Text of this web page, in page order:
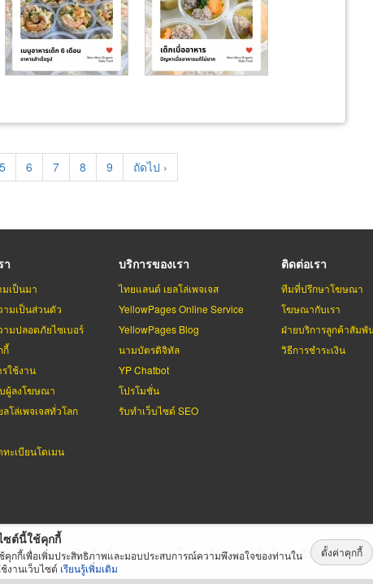
Page
5 Page
6 Page
7 Page
8 Page
9
Next
page
ถัดไป ›
า
เป็นมา
มเป็นส่วนตัว
มปลอดภัยไซเบอร์
กี้
ใช้งาน
ผู้ลงโฆษณา
ลโล่เพจเจสทั่วโลก
ะเบียนโดเมน
บริการของเรา
ไทยแลนด์ เยลโล่เพจเจส
YellowPages Online Service
YellowPages Blog
นามบัตรดิจิทัล
YP Chatbot
โปรโมชั่น
รับทำเว็บไซต์ SEO
ติดต่อเรา
ทีมที่ปรึกษาโฆษณา
โฆษณากับเรา
ฝ่ายบริการลูกค้าสัมพั
วิธีการชำระเงิน
เพจเจสสงวนลิขสิทธิ์ตามกฏหมาย โดยบริษัท เทเลอินโฟ มีเดีย จำกัด (มห
ซต์นี้ใช้คุกกี้
ช้คุกกี้เพื่อเพิ่มประสิทธิภาพและมอบประสบการณ์ความพึงพอใจของท่านใน
ช้งานเว็บไซต์ เรียนรู้เพิ่มเติม
ตั้งค่าคุกกี้